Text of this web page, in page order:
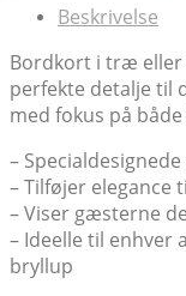
Beskrivelse
Bordkort i træ eller
perfekte detalje til
med fokus på
–
– Tilføjer
– Viser gæsterne
– Ideelle til enhver
bryllup